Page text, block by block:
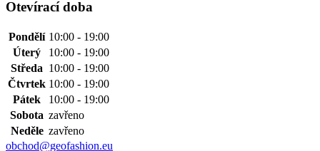
Otevírací doba
Pondělí 10:00 - 19:00
Úterý
10:00 - 19:00
Středa 10:00 - 19:00
Čtvrtek 10:00 - 19:00
Pátek
10:00 - 19:00
Sobota zavřeno
Neděle zavřeno
obchod@geofashion.eu